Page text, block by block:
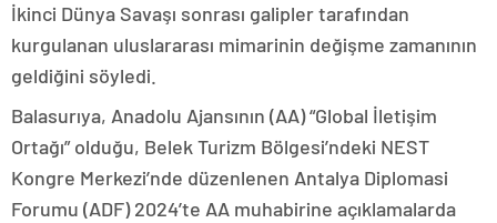
İkinci Dünya Savaşı sonrası galipler tarafından
kurgulanan uluslararası mimarinin değişme zamanının
geldiğini söyledi.
Balasurıya, Anadolu Ajansının (AA) “Global İletişim
Ortağı” olduğu, Belek Turizm Bölgesi’ndeki NEST
Kongre Merkezi’nde düzenlenen Antalya Diplomasi
Forumu (ADF) 2024’te AA muhabirine açıklamalarda